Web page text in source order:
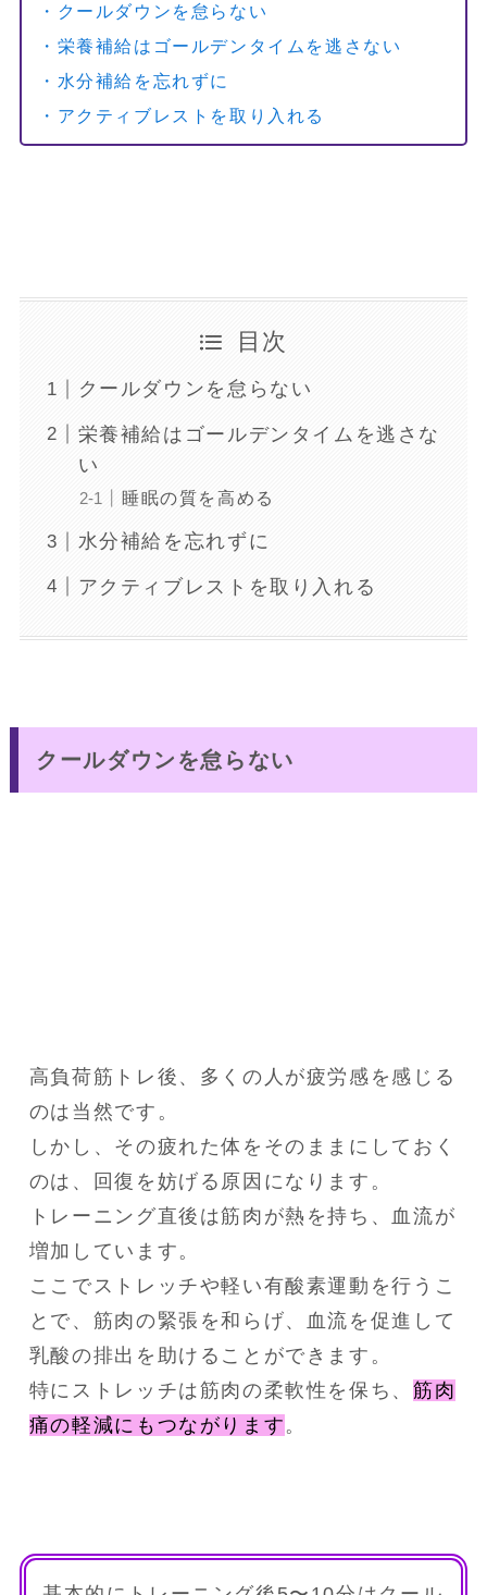
・クールダウンを怠らない
・栄養補給はゴールデンタイムを逃さない
・水分補給を忘れずに
・アクティブレストを取り入れる
目次
クールダウンを怠らない
栄養補給はゴールデンタイムを逃さな
い
睡眠の質を高める
水分補給を忘れずに
アクティブレストを取り入れる
クールダウンを怠らない
高負荷筋トレ後、多くの人が疲労感を感じる
のは当然です。
しかし、その疲れた体をそのままにしておく
のは、回復を妨げる原因になります。
トレーニング直後は筋肉が熱を持ち、血流が
増加しています。
ここでストレッチや軽い有酸素運動を行うこ
とで、筋肉の緊張を和らげ、血流を促進して
乳酸の排出を助けることができます。
特にストレッチは筋肉の柔軟性を保ち、 筋肉
痛の軽減にもつながります 。